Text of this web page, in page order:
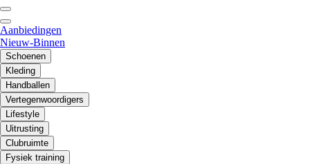
Aanbiedingen
Nieuw-Binnen
Schoenen
Kleding
Handballen
Vertegenwoordigers
Lifestyle
Uitrusting
Clubruimte
Fysiek training